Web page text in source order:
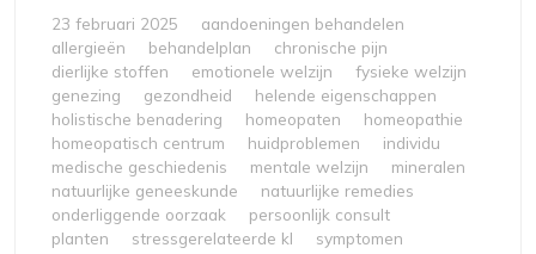
23 februari 2025
aandoeningen behandelen
allergieën
behandelplan
chronische pijn
dierlijke stoffen
emotionele welzijn
fysieke welzijn
genezing
gezondheid
helende eigenschappen
holistische benadering
homeopaten
homeopathie
homeopatisch centrum
huidproblemen
individu
medische geschiedenis
mentale welzijn
mineralen
natuurlijke geneeskunde
natuurlijke remedies
onderliggende oorzaak
persoonlijk consult
planten
stressgerelateerde kl
symptomen